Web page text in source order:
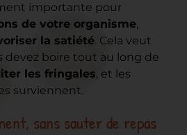
importante pour
de votre organisme,
la satiété. Cela veut
devez boire tout au long de
les fringales, et les
surviennent.
sans sauter de repas